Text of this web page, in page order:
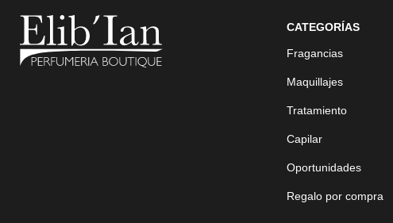
CATEGORÍAS
Fragancias
Maquillajes
Tratamiento
Capilar
Oportunidades
Regalo por compra